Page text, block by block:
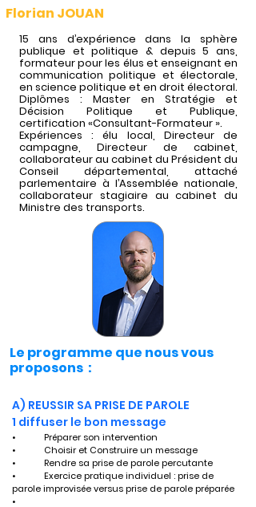
Florian JOUAN
15 ans d’expérience dans la sphère
publique et politique & depuis 5 ans,
formateur pour les élus et enseignant en
communication politique et électorale,
en science politique et en droit électoral.
Diplômes : Master en Stratégie et
Décision Politique et Publique,
certification «Consultant-Formateur ».
Expériences : élu local, Directeur de
campagne, Directeur de cabinet,
collaborateur au cabinet du Président du
Conseil départemental, attaché
parlementaire à l’Assemblée nationale,
collaborateur stagiaire au cabinet du
Ministre des transports.
Le programme que nous vous
proposons :
A) REUSSIR SA PRISE DE PAROLE
1 diffuser le bon message
•	Préparer son intervention
•	Choisir et Construire un message
•	Rendre sa prise de parole percutante
•	Exercice pratique individuel : prise de
parole improvisée versus prise de parole préparée